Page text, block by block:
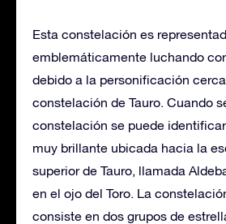
Esta constelación es
emblemáticamente luchando
debido a la personificación
constelación de Tauro. Cuando
constelación se puede
muy brillante ubicada hacia la
superior de Tauro, llamada
en el ojo del Toro. La
consiste en dos grupos de